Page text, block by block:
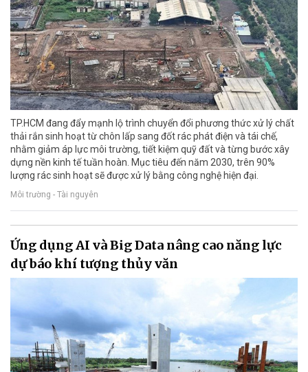
TP.HCM đang đẩy mạnh lộ trình chuyển đổi phương thức xử lý chất
thải rắn sinh hoạt từ chôn lấp sang đốt rác phát điện và tái chế,
nhằm giảm áp lực môi trường, tiết kiệm quỹ đất và từng bước xây
dựng nền kinh tế tuần hoàn. Mục tiêu đến năm 2030, trên 90%
lượng rác sinh hoạt sẽ được xử lý bằng công nghệ hiện đại.
Môi trường - Tài nguyên
Ứng dụng AI và Big Data nâng cao năng lực
dự báo khí tượng thủy văn